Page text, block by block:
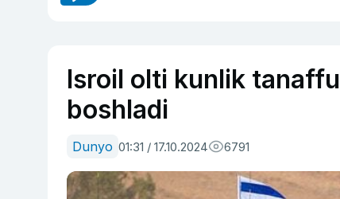
Isroil olti kunlik
boshladi
Dunyo 01:31 / 17.10.2024 6791